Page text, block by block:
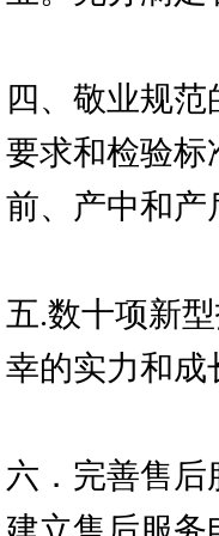
四、敬业规
要求和检验标
前、产中和产
五.数十项新
幸的实力和成
六．完善售后